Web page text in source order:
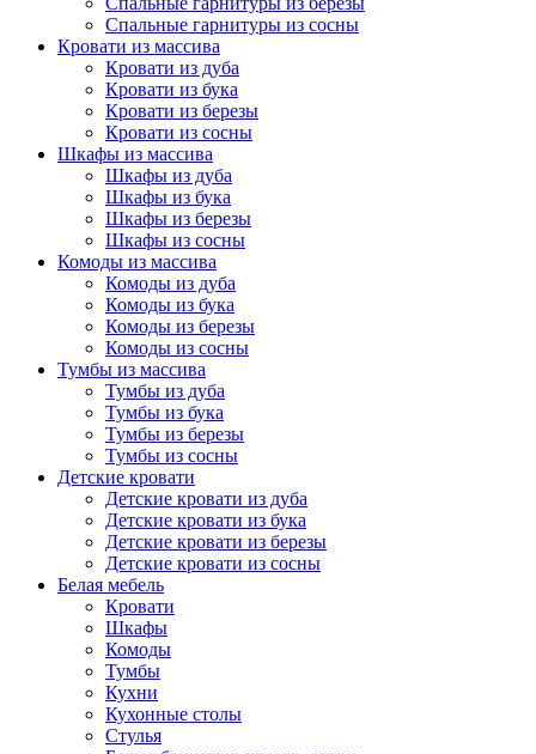
Спальные гарнитуры из сосны
Кровати из массива
Кровати из дуба
Кровати из бука
Кровати из березы
Кровати из сосны
Шкафы из массива
Шкафы из дуба
Шкафы из бука
Шкафы из березы
Шкафы из сосны
Комоды из массива
Комоды из дуба
Комоды из бука
Комоды из березы
Комоды из сосны
Тумбы из массива
Тумбы из дуба
Тумбы из бука
Тумбы из березы
Тумбы из сосны
Детские кровати
Детские кровати из дуба
Детские кровати из бука
Детские кровати из березы
Детские кровати из сосны
Белая мебель
Кровати
Шкафы
Комоды
Тумбы
Кухни
Кухонные столы
Стулья